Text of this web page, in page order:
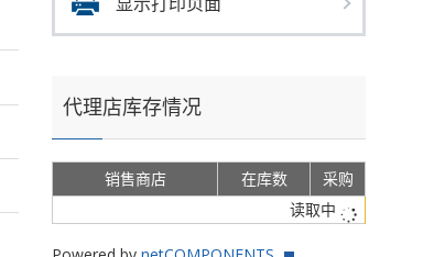
代理店库存情况
销售商店 在库数
采购
读取中